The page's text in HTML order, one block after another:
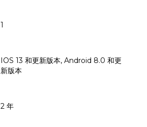
1
IOS 13 和更新版本, Android 8.0 和更
新版本
2 年